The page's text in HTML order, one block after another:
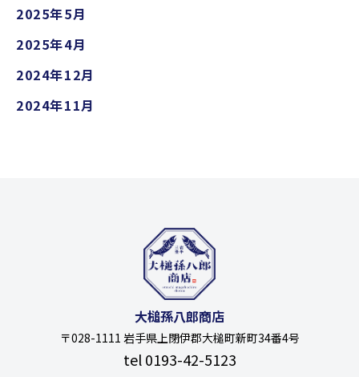
2025年5月
2025年4月
2024年12月
2024年11月
大槌孫八郎商店
〒028-1111 岩手県上閉伊郡大槌町新町34番4号
tel 0193-42-5123